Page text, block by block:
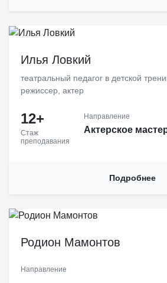
Илья Ловкий
театральный педагог в детской
режиссер, актер
12+
Стаж
преподавания
Направление
Актерское
Подробнее
Родион Мамонтов
Направление
с оборотом 1 млрд. ₽ / год LEFORM –
Восточной Европе. В магазинах LEFORM